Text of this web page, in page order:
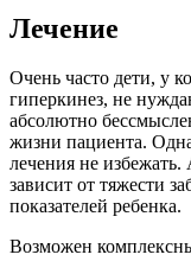
Лечение
Очень часто дети, у
гиперкинез, не
абсолютно
жизни пациента.
лечения не избежать.
зависит от тяжести
показателей ребенка.
Возможен